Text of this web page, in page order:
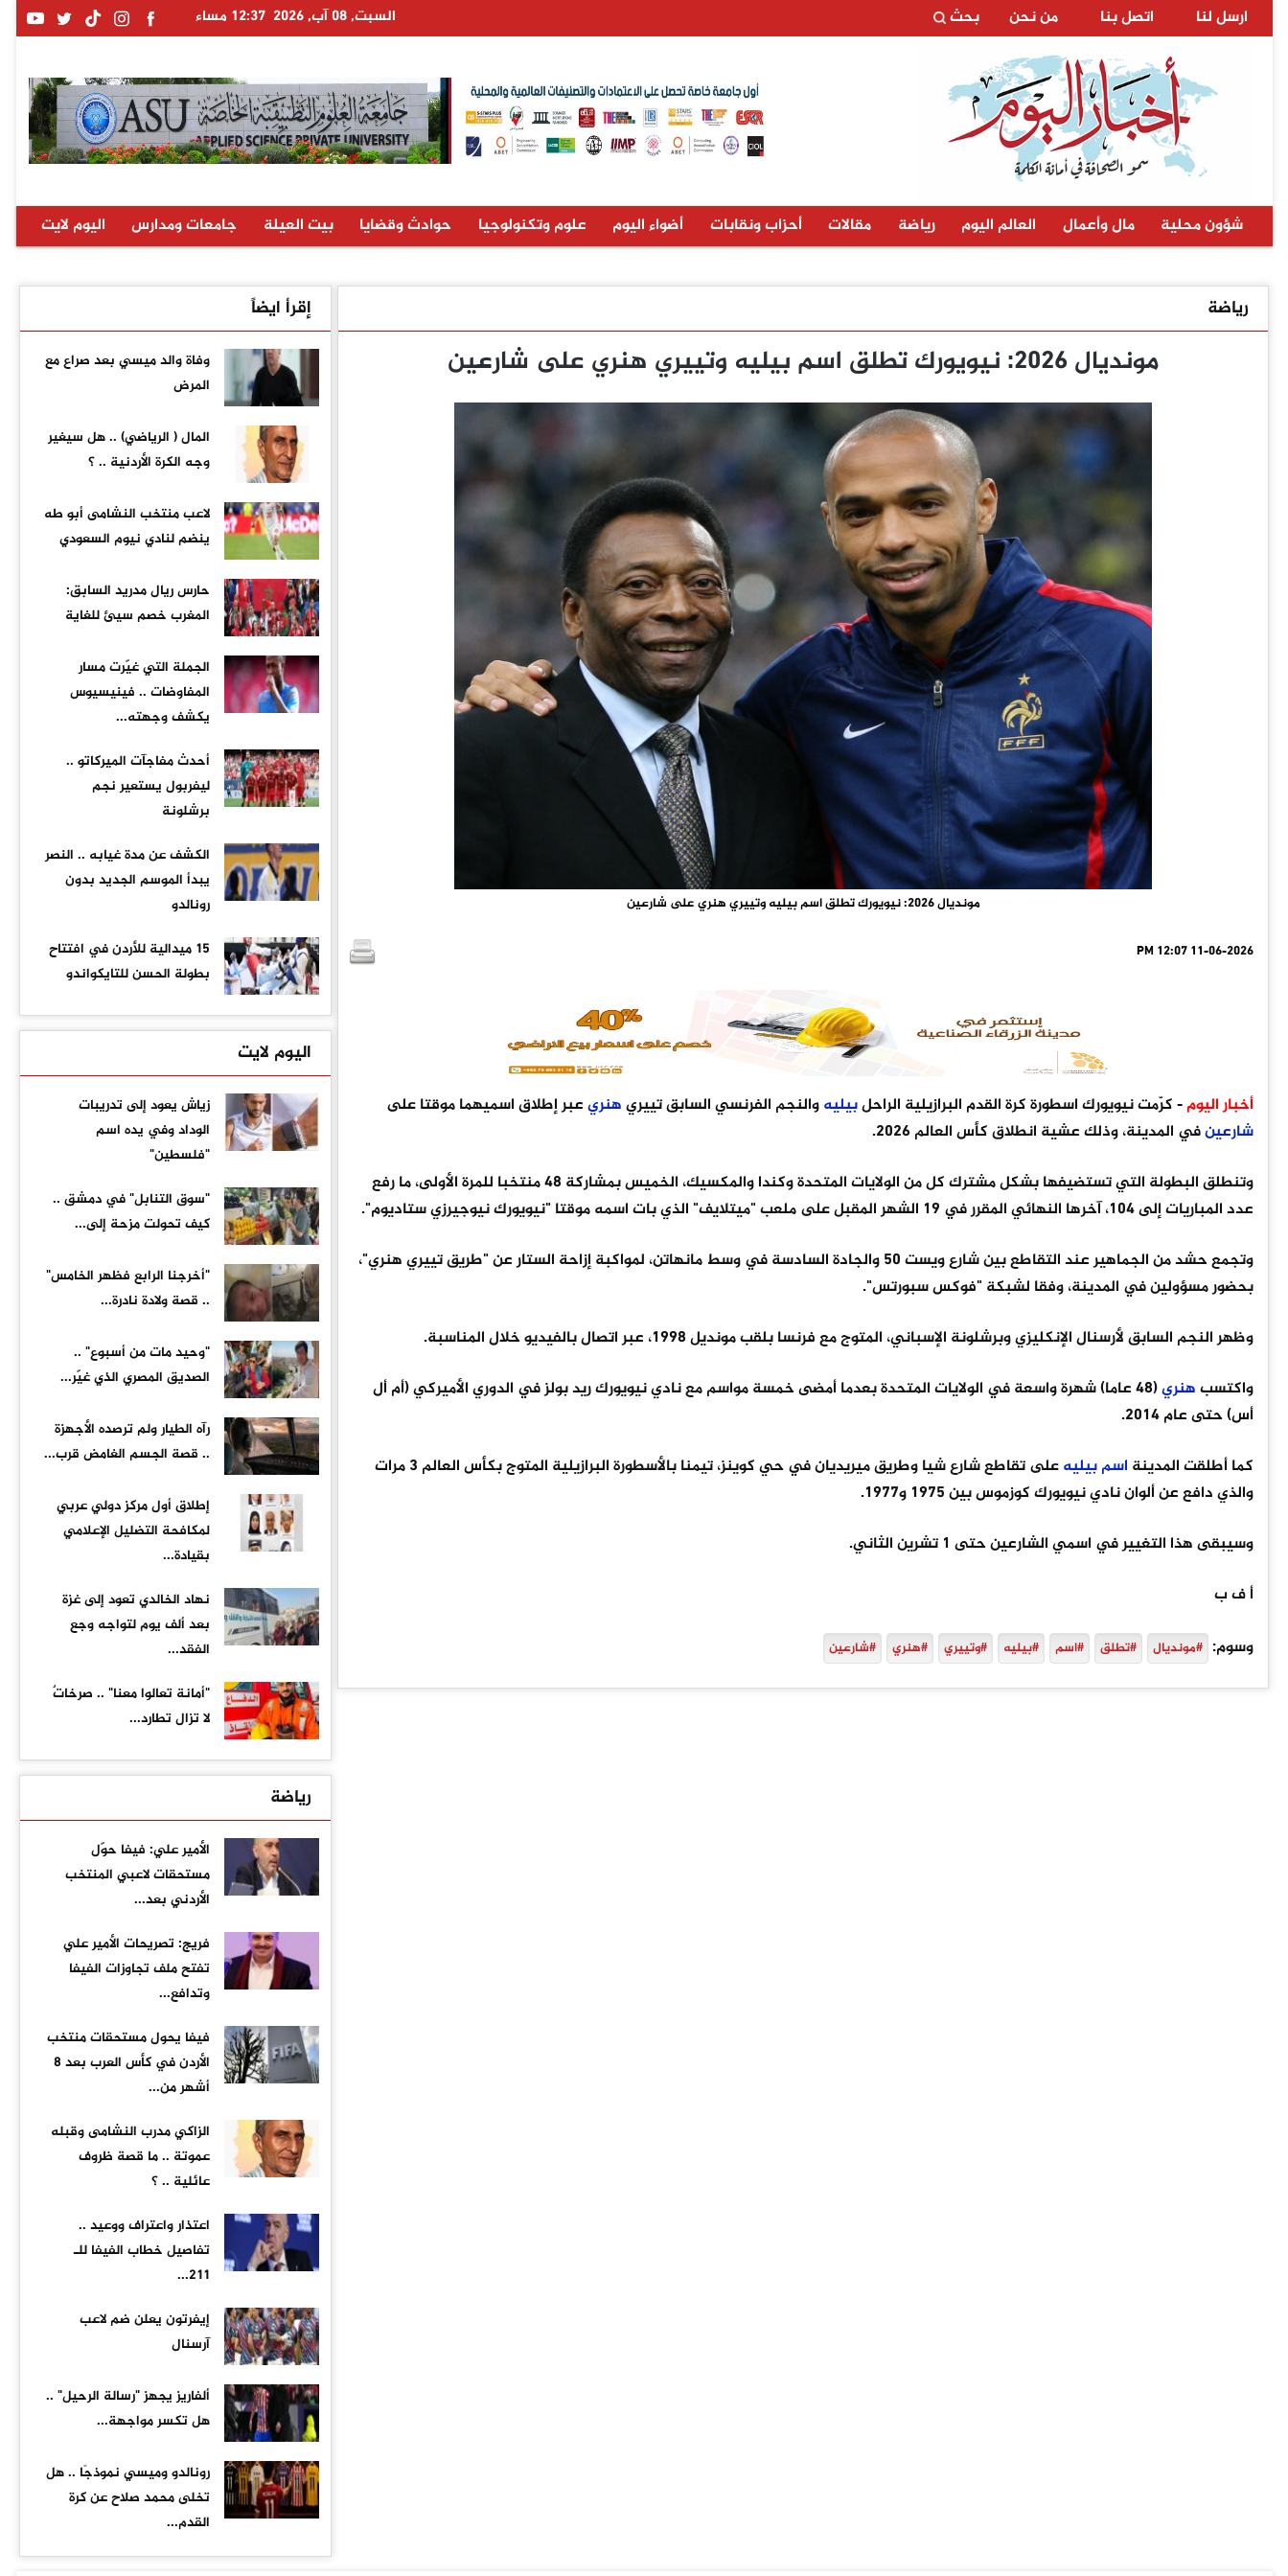
ارسل لنا اتصل بنا من نحن بحث السبت, 08 آب, 2026 12:37 مساء
شؤون محلية مال وأعمال العالم اليوم رياضة مقالات أحزاب ونقابات أضواء اليوم علوم وتكنولوجيا حوادث وقضايا بيت العيلة جامعات ومدارس اليوم لايت
رياضة
مونديال 2026: نيويورك تطلق اسم بيليه وتييري هنري على شارعين
مونديال 2026: نيويورك تطلق اسم بيليه وتييري هنري على شارعين
11-06-2026 12:07 PM
أخبار اليوم- كرّمت نيويورك اسطورة كرة القدم البرازيلية الراحلبيليهوالنجم الفرنسي السابق تييريهنريعبر إطلاق اسميهما موقتا على
شارعينفي المدينة، وذلك عشية انطلاق كأس العالم 2026.
وتنطلق البطولة التي تستضيفها بشكل مشترك كل من الولايات المتحدة وكندا والمكسيك، الخميس بمشاركة 48 منتخبا للمرة الأولى، ما رفع
عدد المباريات إلى 104، آخرها النهائي المقرر في 19 الشهر المقبل على ملعب "ميتلايف" الذي بات اسمه موقتا "نيويورك نيوجيرزي ستاديوم".
وتجمع حشد من الجماهير عند التقاطع بين شارع ويست 50 والجادة السادسة في وسط مانهاتن، لمواكبة إزاحة الستار عن "طريق تييري هنري"،
بحضور مسؤولين في المدينة، وفقا لشبكة "فوكس سبورتس".
وظهر النجم السابق لأرسنال الإنكليزي وبرشلونة الإسباني، المتوج مع فرنسا بلقب مونديل 1998، عبر اتصال بالفيديو خلال المناسبة.
واكتسبهنري
(48 عاما) شهرة واسعة في الولايات المتحدة بعدما أمضى خمسة مواسم مع نادي نيويورك ريد بولز في الدوري الأميركي (أم أل
أس) حتى عام 2014.
كما أطلقت المدينة اسمبيليه
على تقاطع شارع شيا وطريق ميريديان في حي كوينز، تيمنا بالأسطورة البرازيلية المتوج بكأس العالم 3 مرات
والذي دافع عن ألوان نادي نيويورك كوزموس بين 1975 و1977.
وسيبقى هذا التغيير في اسمي الشارعين حتى 1 تشرين الثاني.
أ ف ب
وسوم: #مونديال #تطلق #اسم #بيليه #وتييري #هنري #شارعين
إقرأ ايضاً
وفاة والد ميسي بعد صراع مع
المرض
المال ( الرياضي) .. هل سيغير
وجه الكرة الأردنية .. ؟
لاعب منتخب النشامى أبو طه
ينضم لنادي نيوم السعودي
حارس ريال مدريد السابق:
المغرب خصم سيئ للغاية
الجملة التي غيّرت مسار
المفاوضات .. فينيسيوس
يكشف وجهته...
أحدث مفاجآت الميركاتو ..
ليفربول يستعير نجم
برشلونة
الكشف عن مدة غيابه .. النصر
يبدأ الموسم الجديد بدون
رونالدو
15 ميدالية للأردن في افتتاح
بطولة الحسن للتايكواندو
اليوم لايت
زياش يعود إلى تدريبات
الوداد وفي يده اسم
"فلسطين"
"سوق التنابل" في دمشق ..
كيف تحولت مزحة إلى...
"أخرجنا الرابع فظهر الخامس"
.. قصة ولادة نادرة...
"وحيد مات من أسبوع" ..
الصديق المصري الذي غيّر...
رآه الطيار ولم ترصده الأجهزة
.. قصة الجسم الغامض قرب...
إطلاق أول مركز دولي عربي
لمكافحة التضليل الإعلامي
بقيادة...
نهاد الخالدي تعود إلى غزة
بعد ألف يوم لتواجه وجع
الفقد...
"أمانة تعالوا معنا" .. صرخاتٌ
لا تزال تطارد...
رياضة
الأمير علي: فيفا حوّل
مستحقات لاعبي المنتخب
الأردني بعد...
فريج: تصريحات الأمير علي
تفتح ملف تجاوزات الفيفا
وتدافع...
فيفا يحول مستحقات منتخب
الأردن في كأس العرب بعد 8
أشهر من...
الزاكي مدرب النشامى وقبله
عموتة .. ما قصة ظروف
عائلية .. ؟
اعتذار واعتراف ووعيد ..
تفاصيل خطاب الفيفا للـ
211...
إيفرتون يعلن ضم لاعب
آرسنال
ألفاريز يجهز "رسالة الرحيل" ..
هل تكسر مواجهة...
رونالدو وميسي نموذجًا .. هل
تخلى محمد صلاح عن كرة
القدم...